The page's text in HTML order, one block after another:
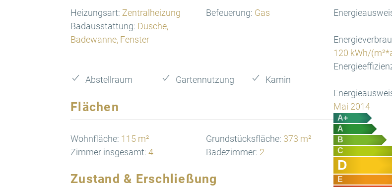
Heizungsart: Zentralheizung Befeuerung: Gas
Badausstattung: Dusche,
Badewanne, Fenster
Abstellraum Gartennutzung Kamin
Flächen
Wohnfläche: 115 m² Grundstücksfläche: 373 m²
Zimmer insgesamt: 4 Badezimmer: 2
Zustand & Erschließung
120 kWh/
Mai 2014
A+
A
B
C
D
E